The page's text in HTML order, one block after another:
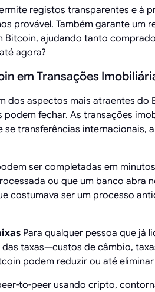
registos transparentes e à
provável. Também garante um
ajudando tanto
agora?
em Transações
dos aspectos mais atraentes
fechar. As transações
transferências internacionais,
ser completadas em
ou que um banco abra
costumava ser um processo
Para qualquer pessoa que já
taxas—custos de câmbio,
podem reduzir ou até
to-peer usando cripto,